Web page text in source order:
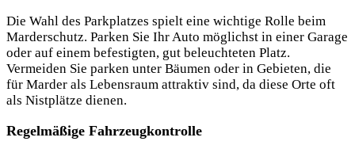
Die Wahl des Parkplatzes spielt eine wichtige Rolle beim
Marderschutz. Parken Sie Ihr Auto möglichst in einer Garage
oder auf einem befestigten, gut beleuchteten Platz.
Vermeiden Sie parken unter Bäumen oder in Gebieten, die
für Marder als Lebensraum attraktiv sind, da diese Orte oft
als Nistplätze dienen.
Regelmäßige Fahrzeugkontrolle